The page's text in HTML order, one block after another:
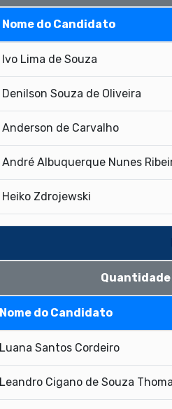
Nome do Candidato
Ivo Lima de Souza
Denilson Souza de Oliveira
Anderson de Carvalho
André Albuquerque Nunes
Heiko Zdrojewski
Nome do Candidato
Luana Santos Cordeiro
Leandro Cigano de Souza